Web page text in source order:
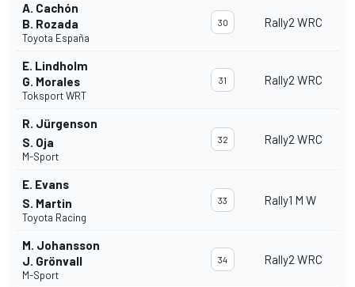
A. Cachón
B. Rozada
Toyota España
30 Rally2 WRC
E. Lindholm
G. Morales
Toksport WRT
31 Rally2 WRC
R. Jürgenson
S. Oja
M-Sport
32 Rally2 WRC
E. Evans
S. Martin
Toyota Racing
33 Rally1 M W
M. Johansson
J. Grönvall
M-Sport
34 Rally2 WRC